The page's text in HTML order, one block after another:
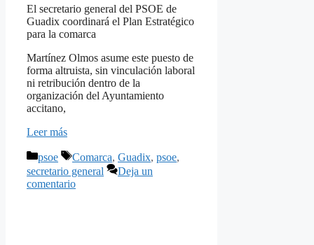
El secretario general del PSOE de
Guadix coordinará el Plan Estratégico
para la comarca
Martínez Olmos asume este puesto de
forma altruista, sin vinculación laboral
ni retribución dentro de la
organización del Ayuntamiento
accitano,
Leer más
Categorías
psoe Etiquetas
Comarca, Guadix, psoe,
secretario general
Deja un
comentario